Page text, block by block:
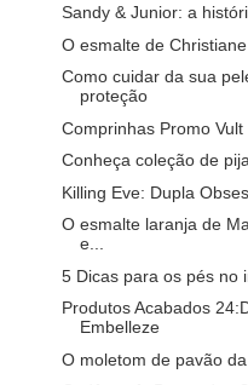
Sandy & Junior: a
O esmalte de Christiane
Como cuidar da sua
proteção
Comprinhas Promo Vult
Conheça coleção de
Killing Eve: Dupla
O esmalte laranja de
e...
5 Dicas para os pés no
Produtos Acabados
Embelleze
O moletom de pavão